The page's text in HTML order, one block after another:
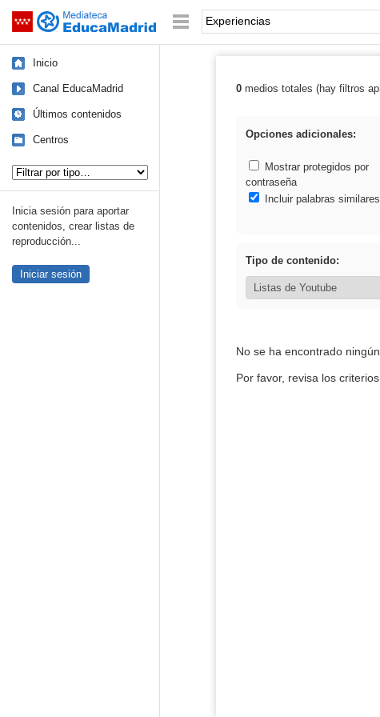
Saltar navegación Palabra o frase:
Inicio
Canal EducaMadrid
Últimos contenidos
Centros
Inicia sesión para aportar
contenidos, crear listas de
reproducción...
Iniciar sesión
Resultados de:
0medios totales (hay filtros
Opciones adicionales:
Mostrar protegidos por
contraseña
Incluir palabras similares
Tipo de contenido:
No se ha encontrado
Por favor, revisa los